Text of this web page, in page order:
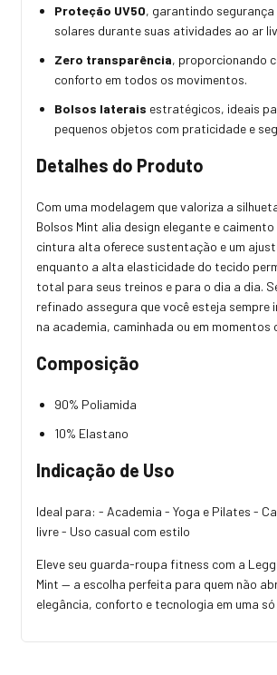
Proteção UV50, garantindo
solares durante suas atividades ao ar
Zero transparência, proporcionando
conforto em todos os movimentos.
Bolsos laterais estratégicos, ideais
pequenos objetos com praticidade e
Detalhes do Produto
Com uma modelagem que valoriza a
Bolsos Mint alia design elegante e caimento
cintura alta oferece sustentação e um
enquanto a alta elasticidade do tecido
total para seus treinos e para o dia a dia.
refinado assegura que você esteja sempre
na academia, caminhada ou em momentos
Composição
90% Poliamida
10% Elastano
Indicação de Uso
Ideal para: - Academia - Yoga e Pilates -
livre - Uso casual com estilo
Eleve seu guarda-roupa fitness com a
Mint — a escolha perfeita para quem não
elegância, conforto e tecnologia em uma só